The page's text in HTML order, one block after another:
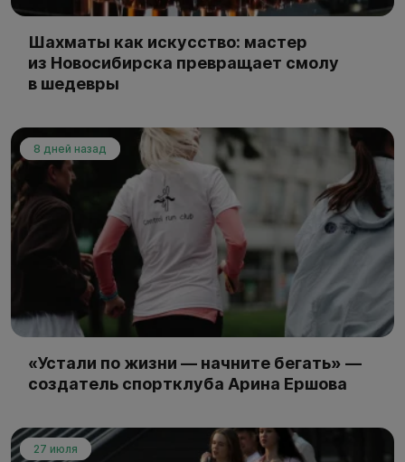
Шахматы как искусство: мастер
из Новосибирска превращает смолу
в шедевры
8 дней назад
«Устали по жизни — начните бегать» —
создатель спортклуба Арина Ершова
27 июля